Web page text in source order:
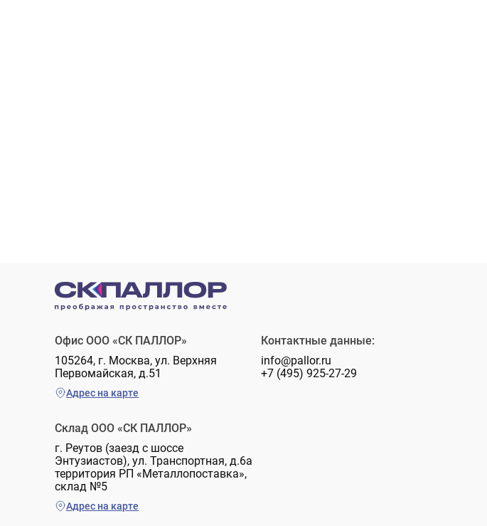
Офис ООО «СК ПАЛЛОР»
105264, г. Москва, ул. Верхняя
Первомайская, д.51
Адрес на карте
Склад ООО «СК ПАЛЛОР»
г. Реутов (заезд с шоссе
Энтузиастов), ул. Транспортная, д.6а
территория РП «Металлопоставка»,
склад №5
Адрес на карте
Контактные данные:
info@pallor.ru
+7 (495) 925-27-29